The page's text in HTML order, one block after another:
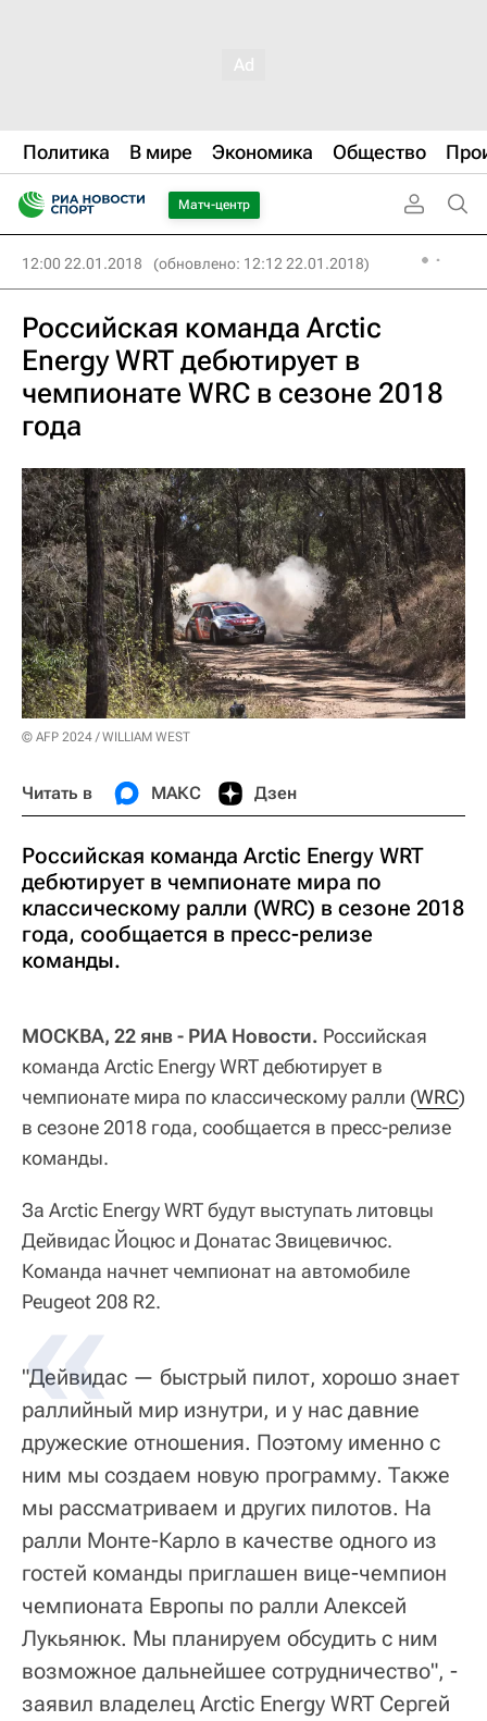
Политика В мире Экономика Общество
Матч-центр
12:00 22.01.2018 (обновлено: 12:12 22.01.2018)
Российская команда Arctic
Energy WRT дебютирует в
чемпионате WRC в сезоне 2018
года
© AFP 2024 / WILLIAM WEST
Читать в МАКС Дзен
Российская команда Arctic Energy WRT
дебютирует в чемпионате мира по
классическому ралли (WRC) в сезоне 2018
года, сообщается в пресс-релизе
команды.
МОСКВА, 22 янв - РИА Новости. Российская
команда Arctic Energy WRT дебютирует в
чемпионате мира по классическому ралли (WRC)
в сезоне 2018 года, сообщается в пресс-релизе
команды.
За Arctic Energy WRT будут выступать литовцы
Дейвидас Йоцюс и Донатас Звицевичюс.
Команда начнет чемпионат на автомобиле
Peugeot 208 R2.
"Дейвидас — быстрый пилот, хорошо знает
раллийный мир изнутри, и у нас давние
дружеские отношения. Поэтому именно с
ним мы создаем новую программу. Также
мы рассматриваем и других пилотов. На
ралли Монте-Карло в качестве одного из
гостей команды приглашен вице-чемпион
чемпионата Европы по ралли Алексей
Лукьянюк. Мы планируем обсудить с ним
возможное дальнейшее сотрудничество", -
заявил владелец Arctic Energy WRT Сергей